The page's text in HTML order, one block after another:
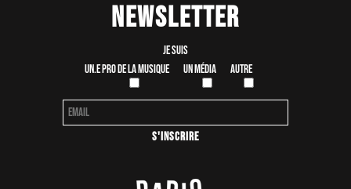
Newsletter
Je suis
Un.e pro de la musique
Un média Autre